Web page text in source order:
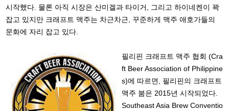
시작했다. 물론 아직 시장은 산미겔과 타이거, 그리고 하이네켄이 꽉
잡고 있지만 크래프트 맥주는 차근차근, 꾸준하게 맥주 애호가들의
문화에 자리 잡고 있다.
필리핀 크래프트 맥주 협회 (Cra
ft Beer Association of Philippine
s)에 따르면, 필리핀의 크래프트
맥주 붐은 2015년 시작되었다.
Southeast Asia Brew Conventio